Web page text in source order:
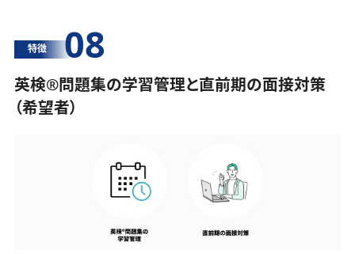
特徴 08
英検®️問題集の学習管理と直前期の面接対策
（希望者）